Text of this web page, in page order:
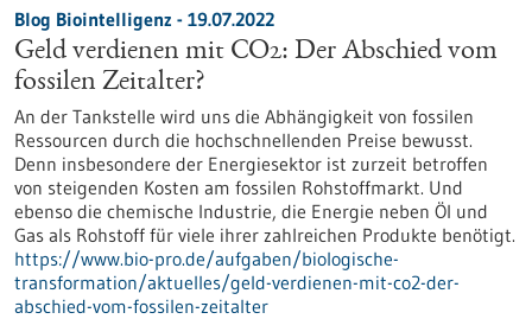
Blog Biointelligenz - 19.07.2022
Geld verdienen mit CO2: Der Abschied vom
fossilen Zeitalter?
An der Tankstelle wird uns die Abhängigkeit von fossilen
Ressourcen durch die hochschnellenden Preise bewusst.
Denn insbesondere der Energiesektor ist zurzeit betroffen
von steigenden Kosten am fossilen Rohstoffmarkt. Und
ebenso die chemische Industrie, die Energie neben Öl und
Gas als Rohstoff für viele ihrer zahlreichen Produkte benötigt.
https://www.bio-pro.de/aufgaben/biologische-
transformation/aktuelles/geld-verdienen-mit-co2-der-
abschied-vom-fossilen-zeitalter